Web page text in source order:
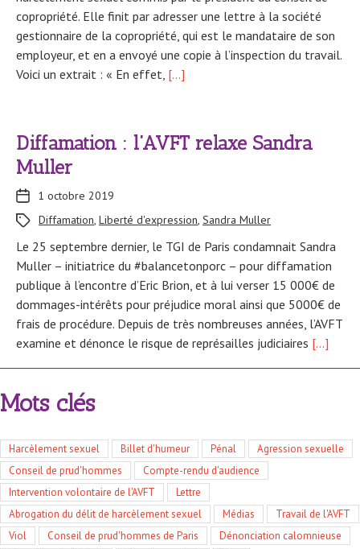
copropriété. Elle finit par adresser une lettre à la société
gestionnaire de la copropriété, qui est le mandataire de son
employeur, et en a envoyé une copie à l’inspection du travail.
Voici un extrait : « En effet, […]
Diffamation : l’AVFT relaxe Sandra
Muller
Le 25 septembre dernier, le TGI de Paris condamnait Sandra
Muller – initiatrice du #balancetonporc – pour diffamation
publique à l’encontre d’Eric Brion, et à lui verser 15 000€ de
dommages-intérêts pour préjudice moral ainsi que 5000€ de
frais de procédure. Depuis de très nombreuses années, l’AVFT
examine et dénonce le risque de représailles judiciaires […]
1 octobre 2019
Diffamation, Liberté d'expression, Sandra Muller
Mots clés
Harcèlement sexuel Billet d'humeur Pénal
Agression sexuelle
Conseil de prud'hommes
Compte-rendu d'audience
Intervention volontaire de l'AVFT
Lettre
Abrogation du délit de harcèlement sexuel
Médias
Travail de l'AVFT
Viol
Conseil de prud'hommes de Paris
Dénonciation calomnieuse